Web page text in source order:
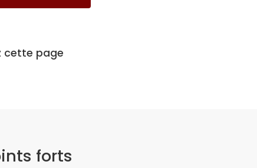
cette page
forts